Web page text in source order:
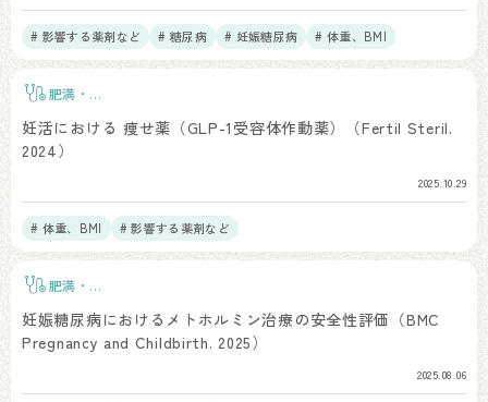
# 影響する薬剤など # 糖尿病 # 妊娠糖尿病 # 体重、BMI
肥満・
妊活における 痩せ薬（GLP-1受容体作動薬）（Fertil Steril.
2024）
2025.10.29
# 体重、BMI # 影響する薬剤など
肥満・
妊娠糖尿病におけるメトホルミン治療の安全性評価（BMC
Pregnancy and Childbirth. 2025）
2025.08.06